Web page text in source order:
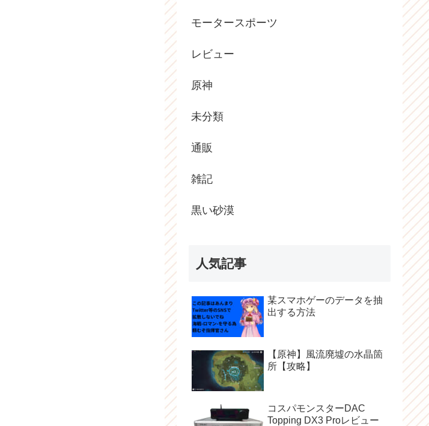
モータースポーツ
レビュー
原神
未分類
通販
雑記
黒い砂漠
人気記事
某スマホゲーのデータを抽
出する方法
【原神】風流廃墟の水晶箇
所【攻略】
コスパモンスターDAC
Topping DX3 Proレビュー